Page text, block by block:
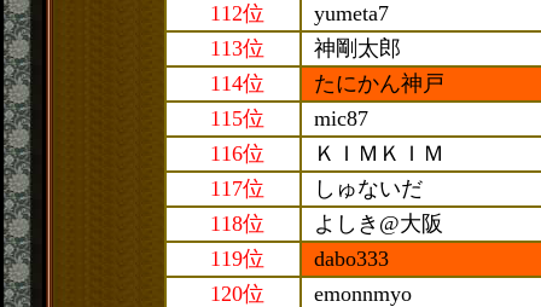
112位
yumeta7
113位
神剛太郎
114位
たにかん神戸
115位
mic87
116位
ＫＩＭＫＩＭ
117位
しゅないだ
118位
よしき@大阪
119位
dabo333
120位
emonnmyo